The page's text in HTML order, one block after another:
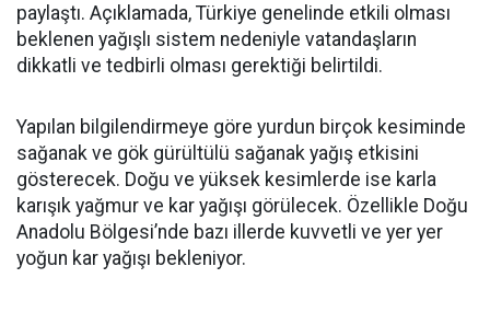
paylaştı. Açıklamada, Türkiye genelinde etkili olması
beklenen yağışlı sistem nedeniyle vatandaşların
dikkatli ve tedbirli olması gerektiği belirtildi.
Yapılan bilgilendirmeye göre yurdun birçok kesiminde
sağanak ve gök gürültülü sağanak yağış etkisini
gösterecek. Doğu ve yüksek kesimlerde ise karla
karışık yağmur ve kar yağışı görülecek. Özellikle Doğu
Anadolu Bölgesi’nde bazı illerde kuvvetli ve yer yer
yoğun kar yağışı bekleniyor.